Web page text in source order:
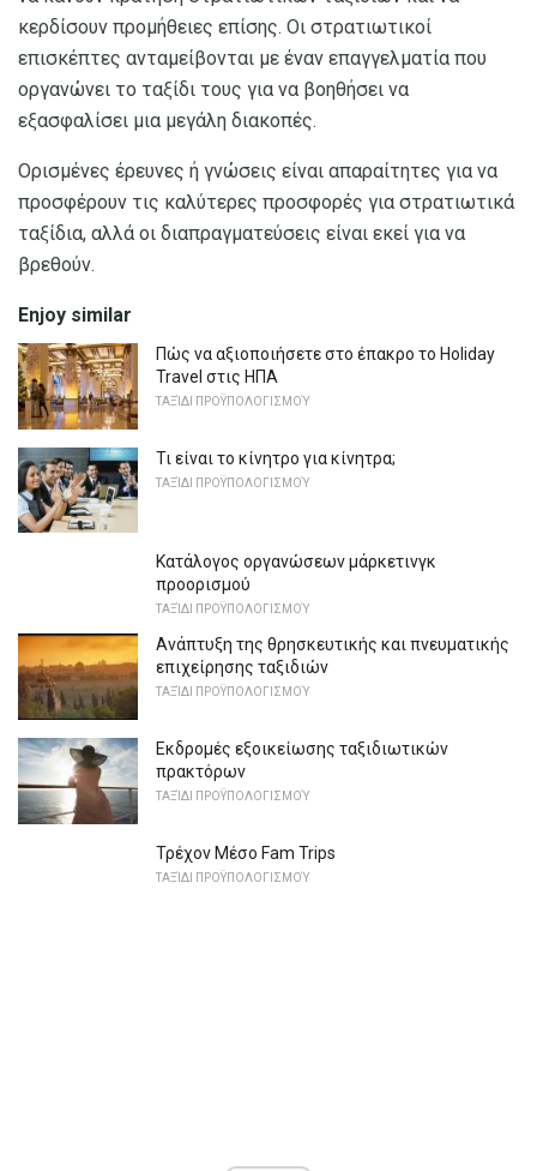
κερδίσουν προμήθειες επίσης. Οι στρατιωτικοί
επισκέπτες ανταμείβονται με έναν επαγγελματία που
οργανώνει το ταξίδι τους για να βοηθήσει να
εξασφαλίσει μια μεγάλη διακοπές.
Ορισμένες έρευνες ή γνώσεις είναι απαραίτητες για να
προσφέρουν τις καλύτερες προσφορές για στρατιωτικά
ταξίδια, αλλά οι διαπραγματεύσεις είναι εκεί για να
βρεθούν.
Enjoy similar
Πώς να αξιοποιήσετε στο έπακρο το Holiday
Travel στις ΗΠΑ
ΤΑΞΊΔΙ ΠΡΟΫΠΟΛΟΓΙΣΜΟΎ
Τι είναι το κίνητρο για κίνητρα;
ΤΑΞΊΔΙ ΠΡΟΫΠΟΛΟΓΙΣΜΟΎ
Κατάλογος οργανώσεων μάρκετινγκ
προορισμού
ΤΑΞΊΔΙ ΠΡΟΫΠΟΛΟΓΙΣΜΟΎ
Ανάπτυξη της θρησκευτικής και πνευματικής
επιχείρησης ταξιδιών
ΤΑΞΊΔΙ ΠΡΟΫΠΟΛΟΓΙΣΜΟΎ
Εκδρομές εξοικείωσης ταξιδιωτικών
πρακτόρων
ΤΑΞΊΔΙ ΠΡΟΫΠΟΛΟΓΙΣΜΟΎ
Τρέχον Μέσο Fam Trips
ΤΑΞΊΔΙ ΠΡΟΫΠΟΛΟΓΙΣΜΟΎ